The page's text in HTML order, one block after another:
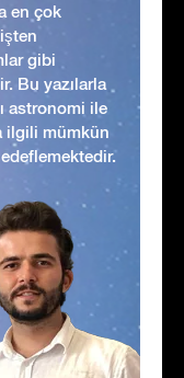
en çok
gibi
Bu yazılarla
astronomi ile
ilgili mümkün